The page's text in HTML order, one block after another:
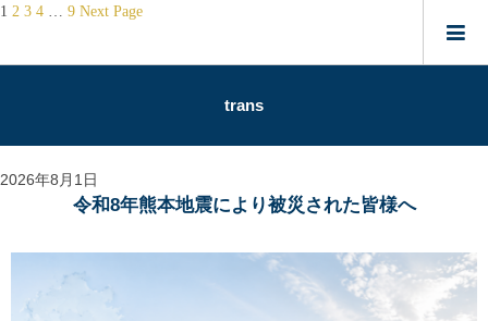
trans
2026年8月1日
令和8年熊本地震により被災された皆様へ
投
の
送
1 2 3 4 … 9 Next Page